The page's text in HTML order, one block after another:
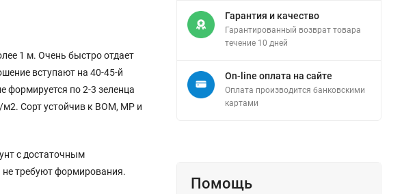
1 м. Очень быстро отдает
вступают на 40-45-й
формируется по 2-3 зеленца
м2. Сорт устойчив к ВОМ, МР и
с достаточным
требуют формирования.
Гарантия и качество
Гарантированный возврат товара
течение 10 дней
On-line оплата на сайте
Оплата производится банковскими
картами
Помощь